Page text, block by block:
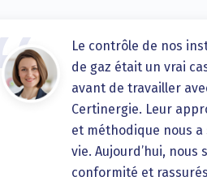
Le contrôle de nos
de gaz était un vrai
avant de travailler
Certinergie. Leur
et méthodique nous a
vie. Aujourd’hui, nous
conformité et